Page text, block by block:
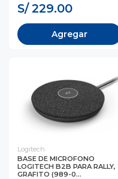
S/ 229.00
Agregar
Logitech
BASE DE MICROFONO
LOGITECH B2B PARA RALLY,
GRAFITO (989-0...